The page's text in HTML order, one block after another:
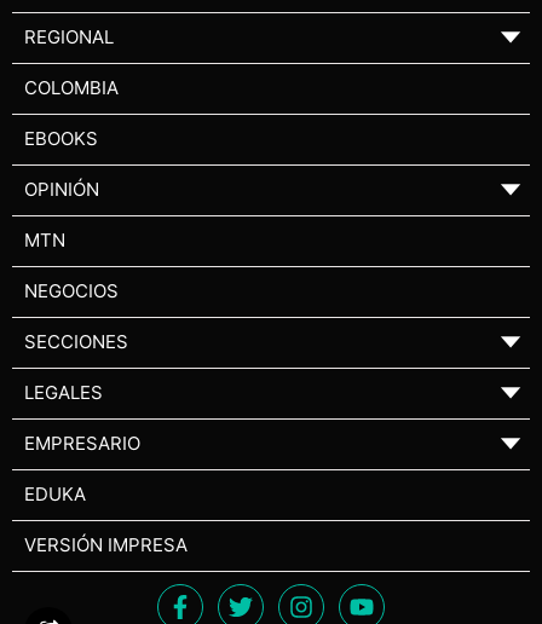
REGIONAL ▼
COLOMBIA
EBOOKS
OPINIÓN ▼
MTN
NEGOCIOS
SECCIONES ▼
LEGALES ▼
EMPRESARIO ▼
EDUKA
VERSIÓN IMPRESA